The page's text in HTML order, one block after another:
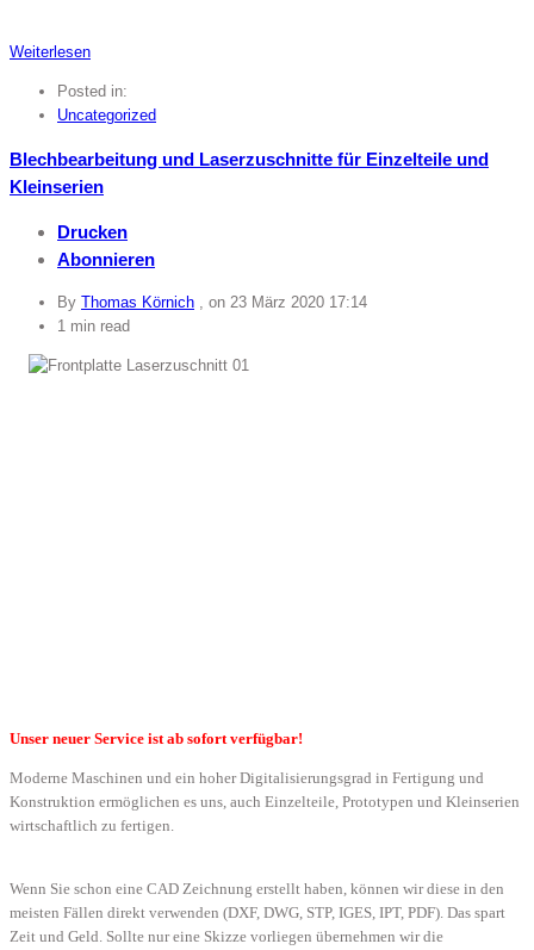
Weiterlesen
Posted in:
Uncategorized
Blechbearbeitung und Laserzuschnitte für Einzelteile und
Kleinserien
Drucken
Abonnieren
By Thomas Körnich , on 23 März 2020 17:14
1 min read
Unser neuer Service ist ab sofort verfügbar!
Moderne Maschinen und ein hoher Digitalisierungsgrad in Fertigung und
Konstruktion ermöglichen es uns, auch Einzelteile, Prototypen und Kleinserien
wirtschaftlich zu fertigen.
Wenn Sie schon eine CAD Zeichnung erstellt haben, können wir diese in den
meisten Fällen direkt verwenden (DXF, DWG, STP, IGES, IPT, PDF). Das spart
Zeit und Geld. Sollte nur eine Skizze vorliegen übernehmen wir die